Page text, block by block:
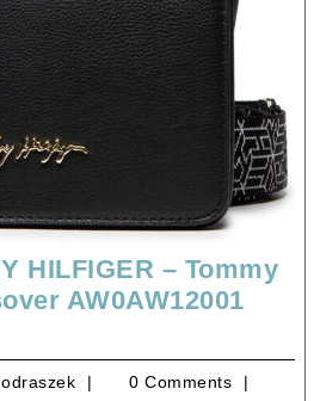
HILFIGER – Tommy
AW0AW12001
2026 modraszek
0 Comments